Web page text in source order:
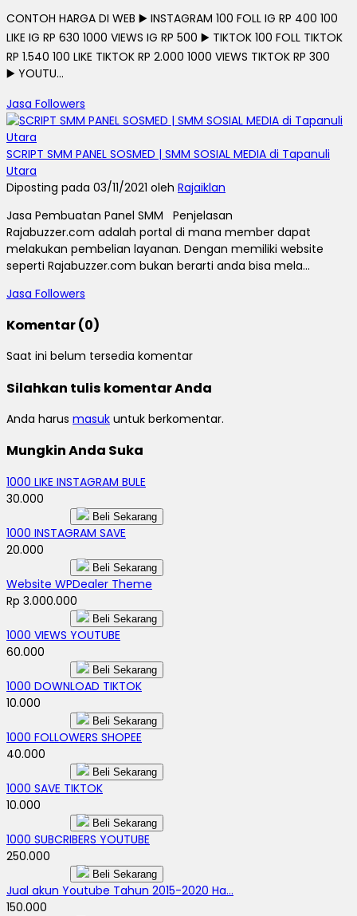
CONTOH HARGA DI WEB ▶️ INSTAGRAM 100 FOLL IG RP 400 100
LIKE IG RP 630 1000 VIEWS IG RP 500 ▶️ TIKTOK 100 FOLL TIKTOK
RP 1.540 100 LIKE TIKTOK RP 2.000 1000 VIEWS TIKTOK RP 300
▶️ YOUTU...
Jasa Followers
SCRIPT SMM PANEL SOSMED | SMM SOSIAL MEDIA di Tapanuli
Utara
Diposting pada 03/11/2021 oleh Rajaiklan
Jasa Pembuatan Panel SMM Penjelasan
Rajabuzzer.com adalah portal di mana member dapat
melakukan pembelian layanan. Dengan memiliki website
seperti Rajabuzzer.com bukan berarti anda bisa mela...
Jasa Followers
Komentar (0)
Saat ini belum tersedia komentar
Silahkan tulis komentar Anda
Anda harus masuk untuk berkomentar.
Mungkin Anda Suka
1000 LIKE INSTAGRAM BULE
30.000
Beli Sekarang
1000 INSTAGRAM SAVE
20.000
Beli Sekarang
Website WPDealer Theme
Rp 3.000.000
Beli Sekarang
1000 VIEWS YOUTUBE
60.000
Beli Sekarang
1000 DOWNLOAD TIKTOK
10.000
Beli Sekarang
1000 FOLLOWERS SHOPEE
40.000
Beli Sekarang
1000 SAVE TIKTOK
10.000
Beli Sekarang
1000 SUBCRIBERS YOUTUBE
250.000
Beli Sekarang
Jual akun Youtube Tahun 2015-2020 Ha...
150.000